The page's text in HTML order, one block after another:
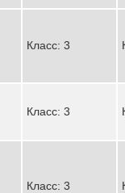
Класс: 3
Класс: 3
Класс: 3